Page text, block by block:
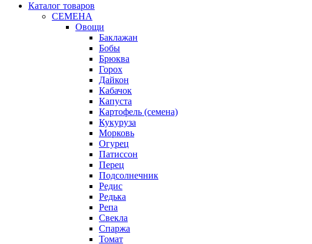
Каталог товаров
СЕМЕНА
Овощи
Баклажан
Бобы
Брюква
Горох
Дайкон
Кабачок
Капуста
Картофель (семена)
Кукуруза
Морковь
Огурец
Патиссон
Перец
Подсолнечник
Редис
Редька
Репа
Свекла
Спаржа
Томат